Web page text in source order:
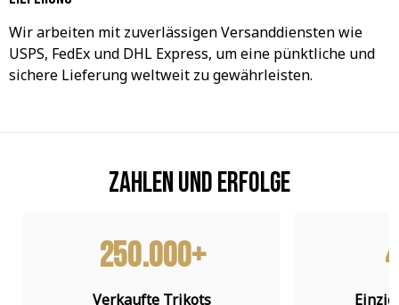
Wir arbeiten mit zuverlässigen Versanddiensten wie
USPS, FedEx und DHL Express, um eine pünktliche und
sichere Lieferung weltweit zu gewährleisten.
Zahlen und Erfolge
250.000+
Verkaufte Trikots